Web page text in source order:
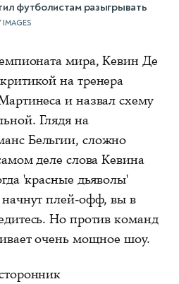
футболистам разыгрывать
мира, Кевин Де
на тренера
и назвал схему
Глядя на
Бельгии, сложно
деле слова Кевина
'красные дьяволы'
плей-офф, вы в
Но против команд
очень мощное шоу.